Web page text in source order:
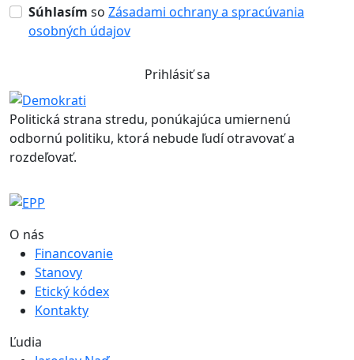
Súhlasím so Zásadami ochrany a spracúvania
osobných údajov
Prihlásiť sa
Politická strana stredu, ponúkajúca umiernenú
odbornú politiku, ktorá nebude ľudí otravovať a
rozdeľovať.
O nás
Financovanie
Stanovy
Etický kódex
Kontakty
Ľudia